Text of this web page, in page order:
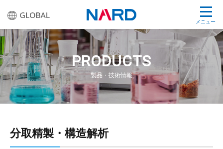
メニュー
PRODUCTS
製品・技術情報
分取精製・構造解析